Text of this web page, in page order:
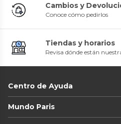
Cambios y
Conoce cómo pedirlos
Tiendas y horarios
Revisa dónde están
Centro de Ayuda
Mundo Paris